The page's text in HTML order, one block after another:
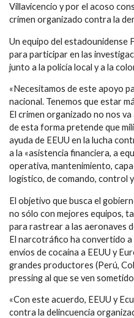
Villavicencio y por el acoso
crimen organizado contra la
Un equipo del estadounidense
para participar en las
junto a la policía local y a la
«Necesitamos de este apoyo
nacional. Tenemos que estar
El crimen organizado no nos
de esta forma pretende que
ayuda de EEUU en la lucha
a la «asistencia financiera, a
operativa, mantenimiento,
logístico, de comando, control
El objetivo que busca el
no sólo con mejores equipos,
para rastrear a las aeronaves
El narcotráfico ha convertido
envíos de cocaína a EEUU y
grandes productores (Perú,
pressing al que se ven
«Con este acuerdo, EEUU y
contra la delincuencia